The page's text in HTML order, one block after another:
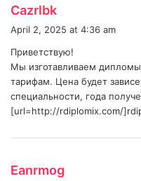
Cazrlbk
a
s
:
April 2, 2025 at 4:36 am
Приветствую!
Мы изготавливаем
тарифам. Цена будет
специальности, года
[url=http://rdiplomix.com/
Eanrmog